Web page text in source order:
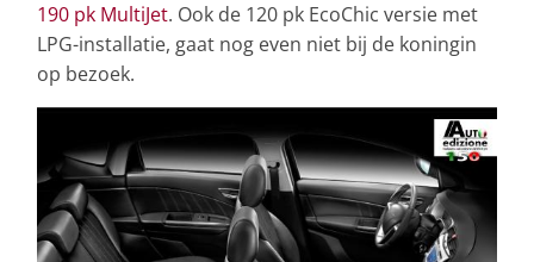
190 pk MultiJet. Ook de 120 pk EcoChic versie met
LPG-installatie, gaat nog even niet bij de koningin
op bezoek.